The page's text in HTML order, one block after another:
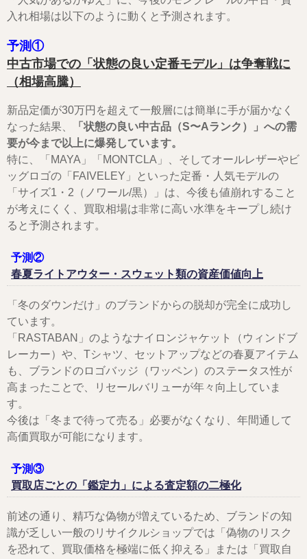
入れ相場は以下のように動くと予測されます。
予測①
中古市場での「状態の良い定番モデル」は争奪戦に
（相場高騰）
新品定価が30万円を超えて一般層には簡単に手が届かなく
なった結果、
「状態の良い中古品（S〜Aランク）」への需
要が今まで以上に爆発しています。
特に、「MAYA」「MONTCLA」、そしてオールレザーやビ
ッグロゴの「FAIVELEY」といった定番・人気モデルの
「サイズ1・2（ノワール/黒）」は、今後も値崩れすること
が考えにくく、買取相場は非常に高い水準をキープし続け
ると予測されます。
予測②
春夏ライトアウター・スウェット類の資産価値向上
「冬のダウンだけ」のブランドからの脱却が完全に成功し
ています。
「RASTABAN」のようなナイロンジャケット（ウィンドブ
レーカー）や、Tシャツ、セットアップなどの春夏アイテム
も、ブランドのロゴバッジ（ワッペン）のステータス性が
高まったことで、リセールバリューが年々向上していま
す。
今後は「冬まで待って売る」必要がなくなり、年間通して
高価買取が可能になります。
予測③
買取店ごとの「鑑定力」による査定額の二極化
前述の通り、精巧な偽物が増えているため、ブランドの知
識が乏しい一般のリサイクルショップでは「偽物のリスク
を恐れて、買取価格を極端に低く抑える」または「買取自